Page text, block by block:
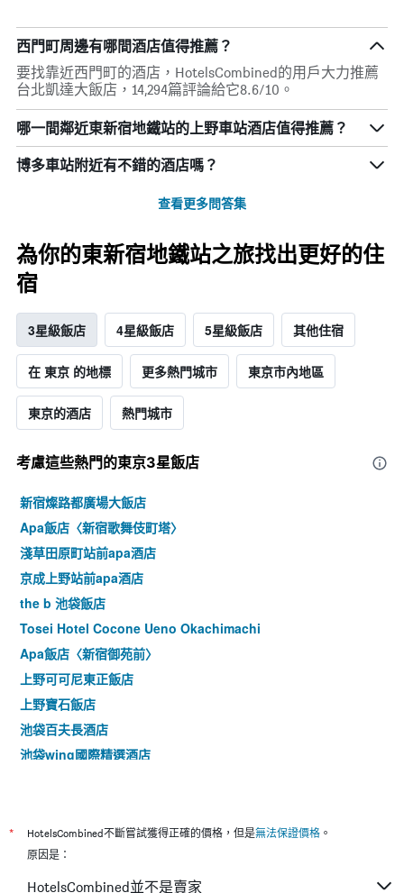
西門町周邊有哪間酒店值得推薦？
要找靠近西門町的酒店，HotelsCombined的用戶大力推薦
台北凱達大飯店，14,294篇評論給它8.6/10。
哪一間鄰近東新宿地鐵站的上野車站酒店值得推薦？
博多車站附近有不錯的酒店嗎？
查看更多問答集
為你的東新宿地鐵站之旅找出更好的住
宿
3星級飯店 4星級飯店 5星級飯店 其他住宿
在 東京 的地標 更多熱門城市 東京市內地區
東京的酒店 熱門城市
考慮這些熱門的東京3星​飯店
新宿燦路都廣場大飯店
Apa飯店〈新宿歌舞伎町塔〉
淺草田原町站前apa酒店
京成上野站前apa酒店
the b 池袋飯店
Tosei Hotel Cocone Ueno Okachimachi
Apa飯店〈新宿御苑前〉
上野可可尼東正飯店
上野寶石飯店
池袋百夫長酒店
池袋wing國際精選酒店
上野車站百夫長Spa酒店
雷姆東京京橋飯店
巢鴨站前apa酒店
* HotelsCombined不斷嘗試獲得正確的價格，但是無法保證價格 。
原因是：
HotelsCombined並不是賣家